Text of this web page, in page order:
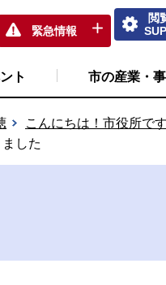
緊急情報
閲
ト 市の産業・
こんにちは！市役所です
した